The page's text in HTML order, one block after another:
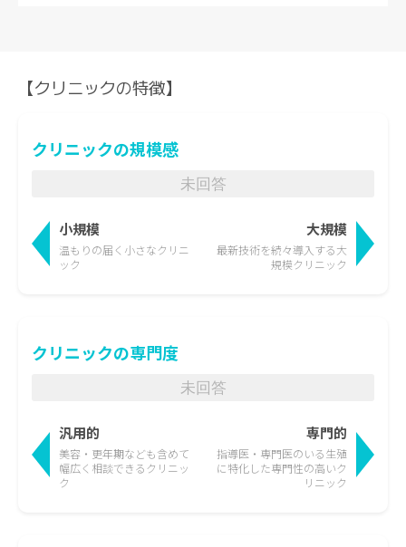
【クリニックの特徴】
クリニックの規模感
未回答
小規模
温もりの届く 小さなクリニ
ック
最新技術を続々導入する大
規模クリニック
大規模
クリニックの専門度
未回答
汎用的
美容・更年期なども含めて
幅広く相談できるクリニッ
ク
指導医・専門医のいる生殖
に特化した専門性の高いク
リニック
専門的